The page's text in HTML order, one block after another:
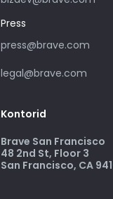
Press
press@brave.com
legal@brave.com
Kontorid
Brave San Francisco
48 2nd St, Floor 3
San Francisco, CA